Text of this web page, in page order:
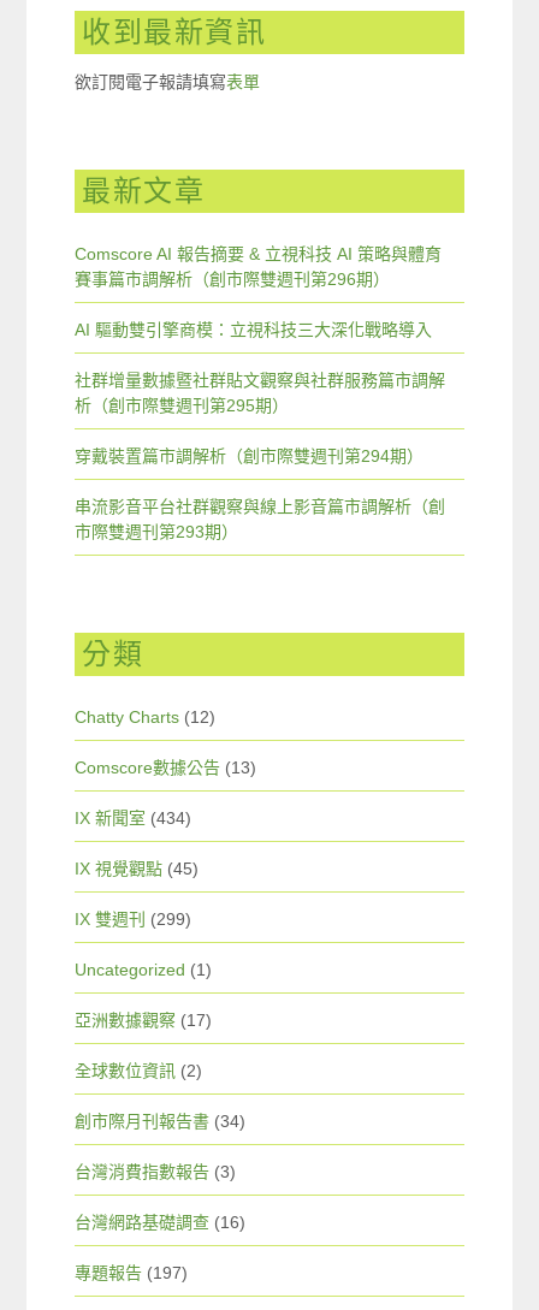
收到最新資訊
欲訂閱電子報請填寫表單
最新文章
Comscore AI 報告摘要 & 立視科技 AI 策略與體育
賽事篇市調解析（創市際雙週刊第296期）
AI 驅動雙引擎商模：立視科技三大深化戰略導入
社群增量數據暨社群貼文觀察與社群服務篇市調解
析（創市際雙週刊第295期）
穿戴裝置篇市調解析（創市際雙週刊第294期）
串流影音平台社群觀察與線上影音篇市調解析（創
市際雙週刊第293期）
分類
Chatty Charts (12)
Comscore數據公告 (13)
IX 新聞室 (434)
IX 視覺觀點 (45)
IX 雙週刊 (299)
Uncategorized (1)
亞洲數據觀察 (17)
全球數位資訊 (2)
創市際月刊報告書 (34)
台灣消費指數報告 (3)
台灣網路基礎調查 (16)
專題報告 (197)